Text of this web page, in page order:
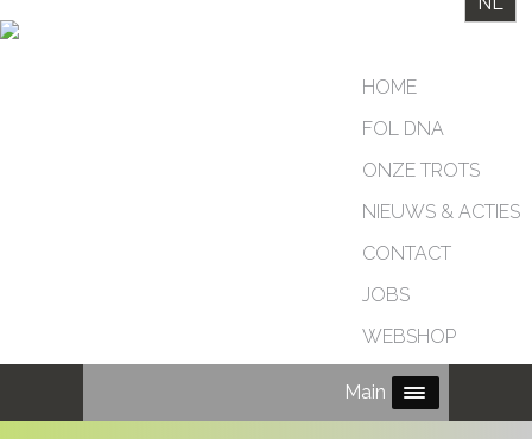
HOME
FOL DNA
ONZE TROTS
NIEUWS & ACTIES
CONTACT
JOBS
WEBSHOP
Main Menu